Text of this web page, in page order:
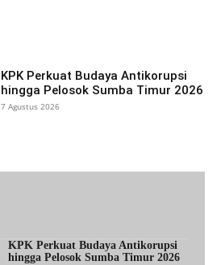
KPK Perkuat Budaya Antikorupsi
hingga Pelosok Sumba Timur 2026
7 Agustus 2026
KPK Perkuat Budaya Antikorupsi
hingga Pelosok Sumba Timur 2026